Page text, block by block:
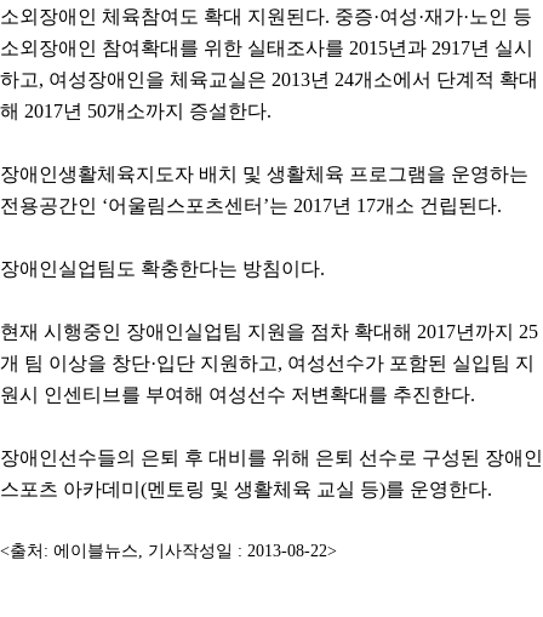
소외장애인 체육참여도 확대 지원된다. 중증·여성·재가·노인 등
소외장애인 참여확대를 위한 실태조사를 2015년과 2917년 실시
하고, 여성장애인을 체육교실은 2013년 24개소에서 단계적 확대
해 2017년 50개소까지 증설한다.
장애인생활체육지도자 배치 및 생활체육 프로그램을 운영하는
전용공간인 ‘어울림스포츠센터’는 2017년 17개소 건립된다.
장애인실업팀도 확충한다는 방침이다.
현재 시행중인 장애인실업팀 지원을 점차 확대해 2017년까지 25
개 팀 이상을 창단·입단 지원하고, 여성선수가 포함된 실입팀 지
원시 인센티브를 부여해 여성선수 저변확대를 추진한다.
장애인선수들의 은퇴 후 대비를 위해 은퇴 선수로 구성된 장애인
스포츠 아카데미(멘토링 및 생활체육 교실 등)를 운영한다.
<출처: 에이블뉴스, 기사작성일 : 2013-08-22>